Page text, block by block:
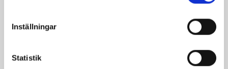
Inställningar
Statistik